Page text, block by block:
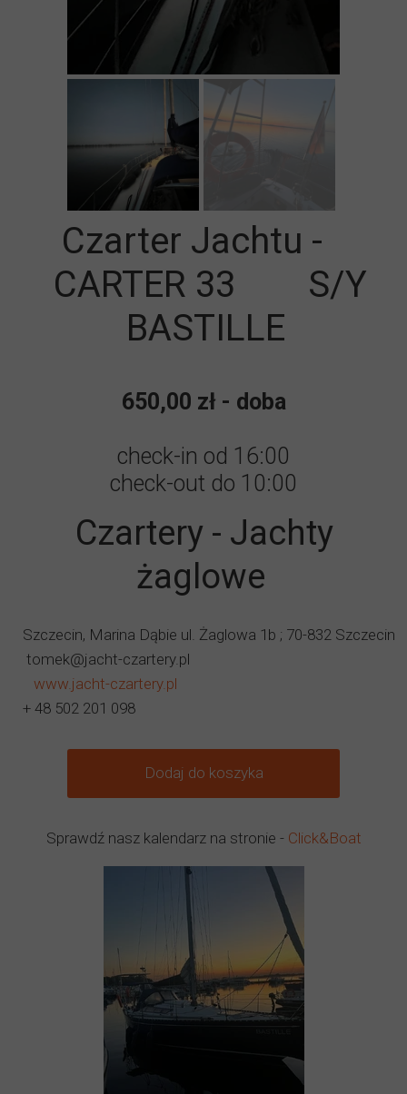
Czarter Jachtu -
CARTER 33 S/Y
BASTILLE
650,00 zł - doba
check-in od 16:00
check-out do 10:00
Czartery - Jachty
żaglowe
Szczecin, Marina Dąbie ul. Żaglowa 1b ; 70-832 Szczecin
tomek@jacht-czartery.pl
www.jacht-czartery.pl
+ 48 502 201 098
Dodaj do koszyka
Sprawdź nasz kalendarz na stronie -Click&Boat